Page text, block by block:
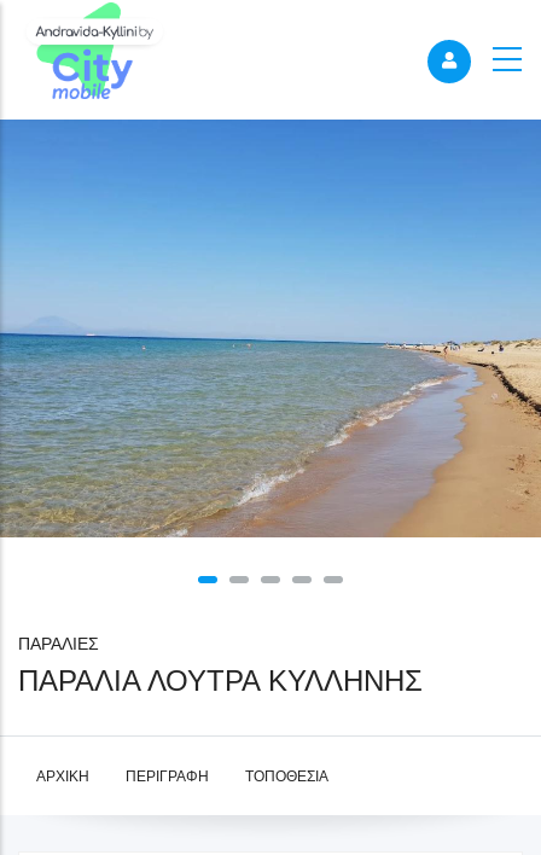
ΠΑΡΑΛΙΕΣ
ΠΑΡΑΛΙΑ ΛΟΥΤΡΑ ΚΥΛΛΗΝΗΣ
ΑΡΧΙΚΉ ΠΕΡΙΓΡΑΦΉ ΤΟΠΟΘΕΣΊΑ